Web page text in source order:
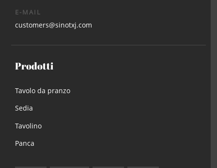
E-MAIL
customers@sinotxj.com
Prodotti
Tavolo da pranzo
Sedia
Tavolino
Panca